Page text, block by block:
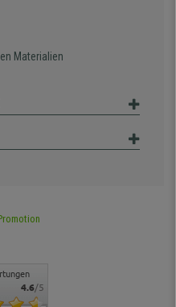
Materialien
4.6/5